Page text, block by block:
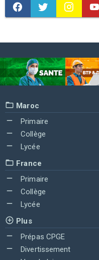
Maroc
Primaire
Collège
Lycée
France
Primaire
Collège
Lycée
Plus
Prépas CPGE
Divertissement